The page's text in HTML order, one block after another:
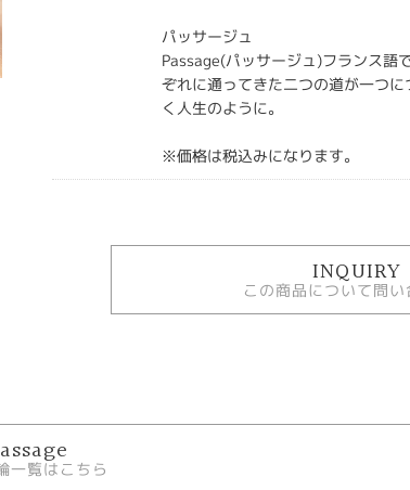
パッサージュ
Passage(パッサージュ)フランス語
ぞれに通ってきた二つの道が一つ
く人生のように。
※価格は税込みになります。
INQUIRY
この商品について問い
一覧はこちら